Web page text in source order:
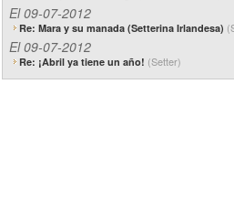
El 09-07-2012
Re: Mara y su manada (Setterina Irlandesa)
El 09-07-2012
Re: ¡Abril ya tiene un año! (Setter)